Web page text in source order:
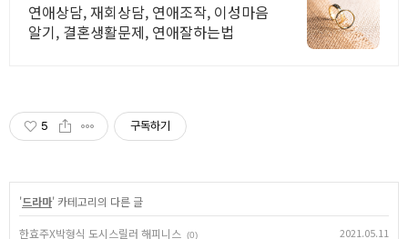
연애상담, 재회상담, 연애조작, 이성마음
알기, 결혼생활문제, 연애잘하는법
5 구독하기
'드라마' 카테고리의 다른 글
한효주X박형식 도시스릴러 해피니스 (0) 2021.05.11